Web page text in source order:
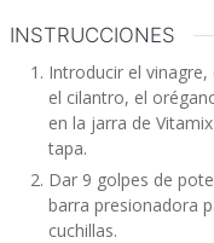
INSTRUCCIONES
Introducir el
el cilantro, el
en la jarra de
tapa.
Dar 9 golpes de
barra presionadora
cuchillas.